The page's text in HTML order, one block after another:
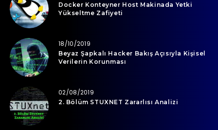
Docker Konteyner Host Makinada Yetki
Yükseltme Zafiyeti
18/10/2019
Beyaz Şapkalı Hacker Bakış Açısıyla Kişisel
Verilerin Korunması
02/08/2019
2. Bölüm STUXNET Zararlısı Analizi